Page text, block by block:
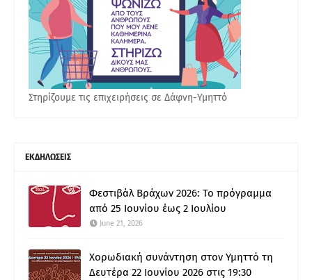
Στηρίζουμε τις επιχειρήσεις σε Δάφνη-Υμηττό
ΕΚΔΗΛΩΣΕΙΣ
Φεστιβάλ Βράχων 2026: Το πρόγραμμα
από 25 Ιουνίου έως 2 Ιουλίου
June 21, 2026
Χορωδιακή συνάντηση στον Υμηττό τη
Δευτέρα 22 Ιουνίου 2026 στις 19:30